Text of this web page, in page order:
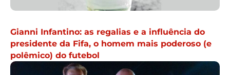
Gianni Infantino: as regalias e a influência do
presidente da Fifa, o homem mais poderoso (e
polêmico) do futebol